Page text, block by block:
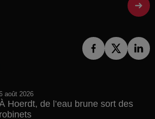
août 2026
Hoerdt, de l’eau brune sort des
robinets